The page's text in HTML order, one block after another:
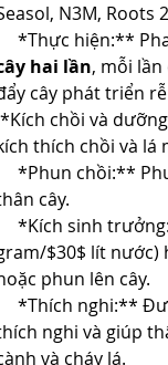
N3M, Roots
*Thực hiện:**
hai lần, mỗi lần
cây phát triển
*Kích chồi và
thích chồi và lá
*Phun chồi:**
cây.
*Kích sinh
$30$ lít nước)
phun lên cây.
*Thích nghi:**
nghi và giúp
và cháy lá.